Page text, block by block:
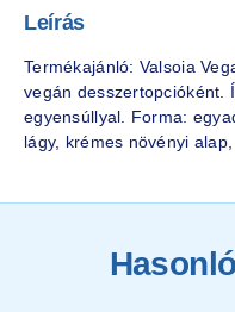
Leírás
Termékajánló: Valsoia
vegán desszertopcióként.
egyensúllyal. Forma:
lágy, krémes növényi